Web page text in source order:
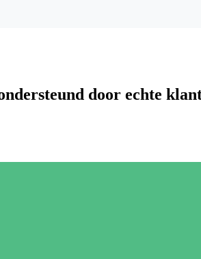
door echte